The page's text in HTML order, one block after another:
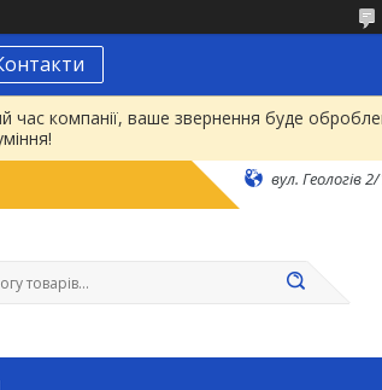
час компанії, ваше звернення буде
вул. Геологів